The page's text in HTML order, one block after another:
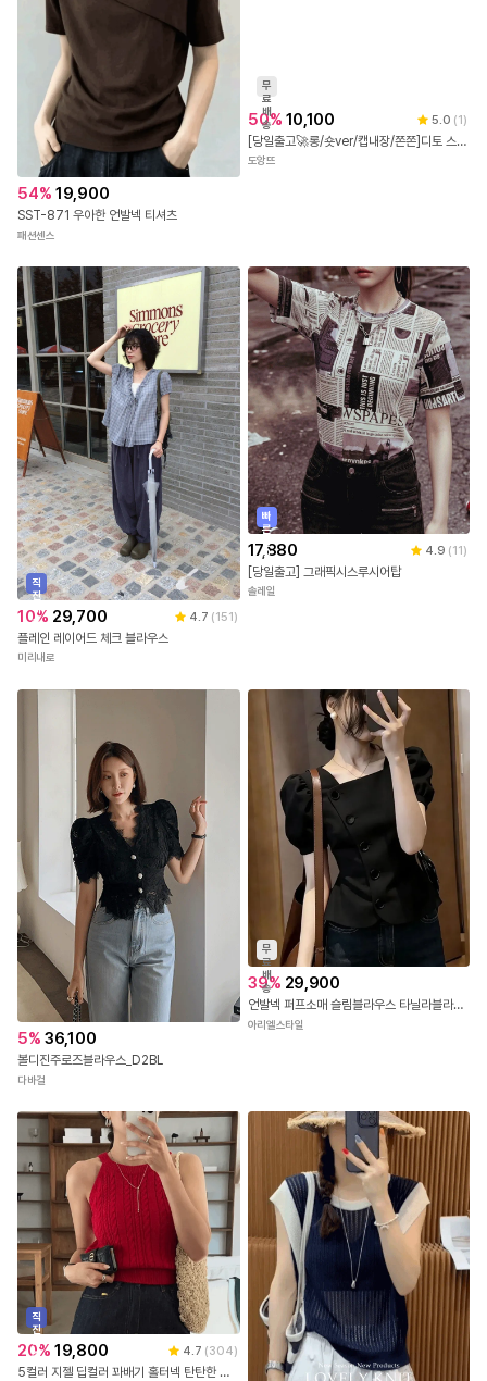
54% 19,900
SST-871 우아한 언발넥 티셔츠
패션센스
무
료
배
송
50%
직
진
배
송
10% 29,700 4.7 (151)
플레인 레이어드 체크 블라우스
미리내로
빠
른
출
발
17,880 4.9 (11)
[당일출고] 그래픽시스루시어탑
솔레일
5% 36,100
볼디진주로즈블라우스_D2BL
다바걸
무
료
배
송
39% 29,900
언발넥 퍼프소매 슬림블라우스 타닐라블라우스
아리엘스타일
직
진
배
송
20% 19,800 4.7 (304)
5컬러 지젤 딥컬러 꽈배기 홀터넥 탄탄한 나시 니트 탑